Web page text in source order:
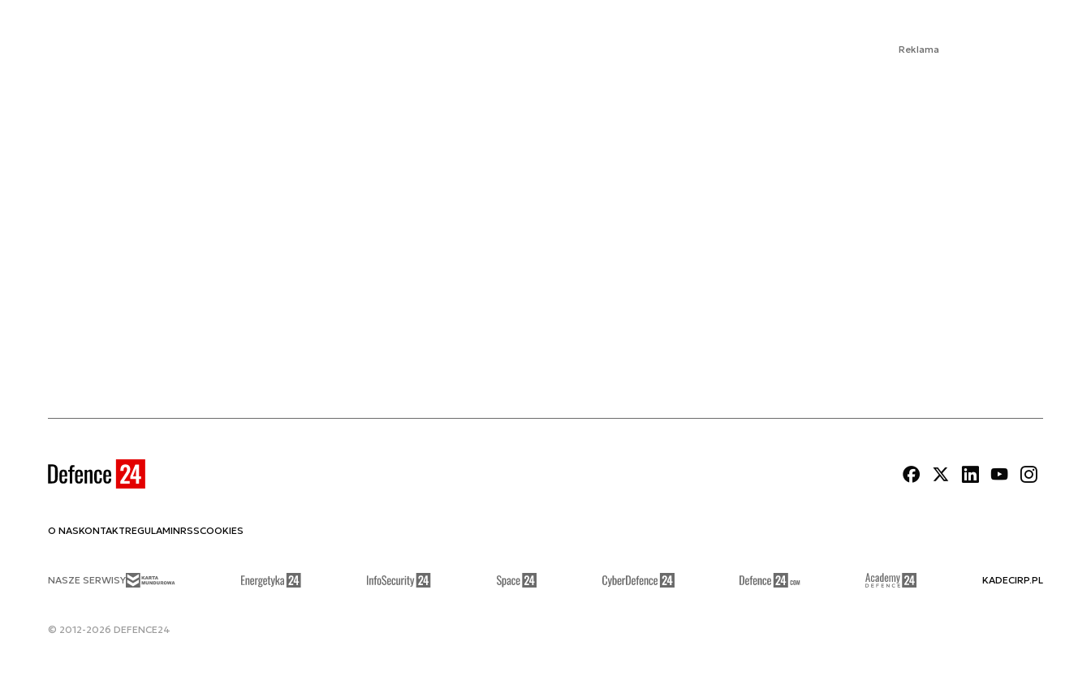
Reklama
O NASKONTAKTREGULAMINRSSCOOKIES
NASZE SERWISY KADECIRP.PL
© 2012-2026 DEFENCE24